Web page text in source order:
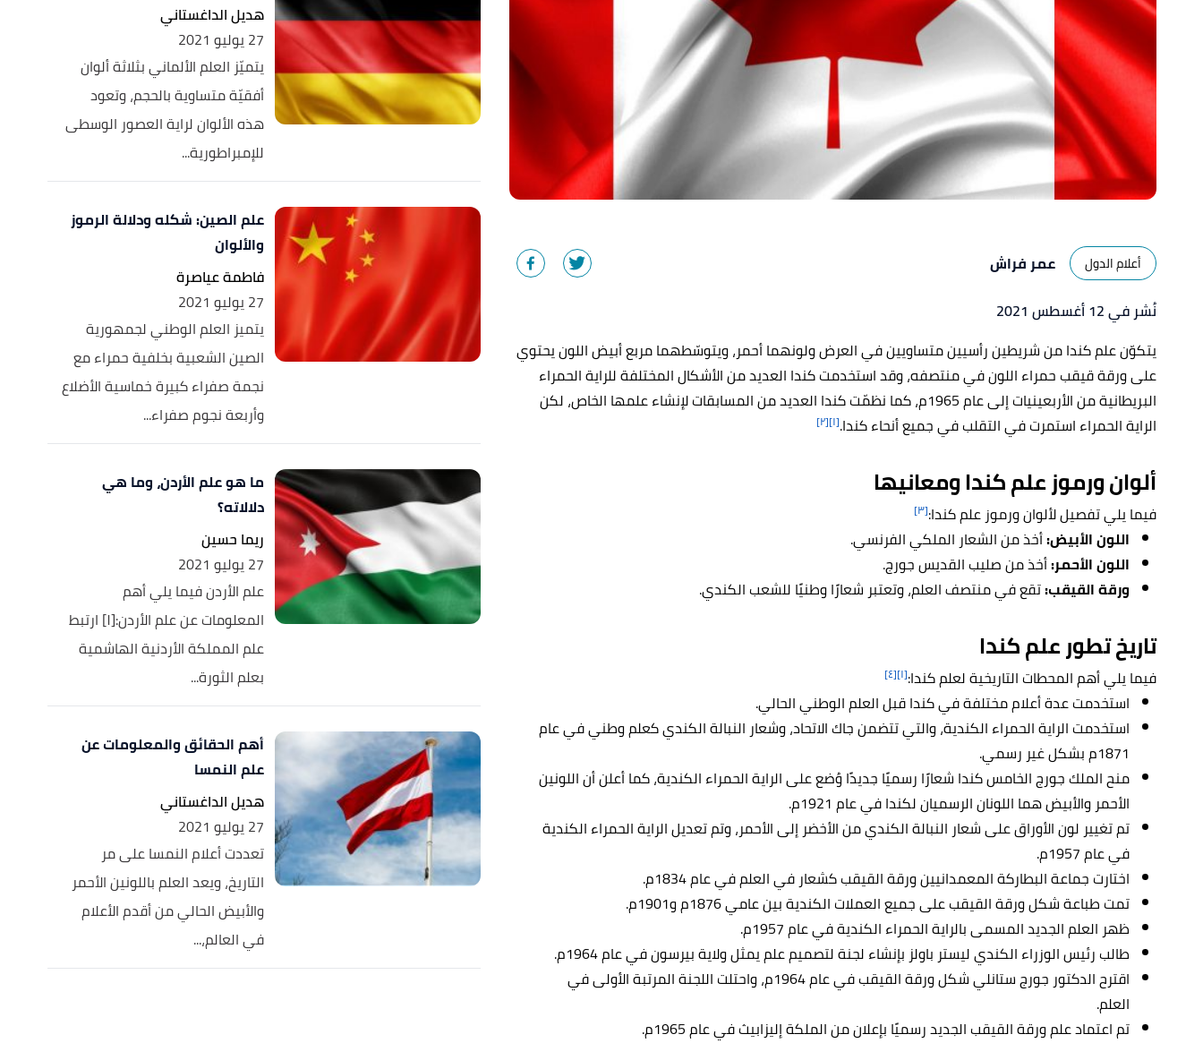
أعلام الدول
عمر فراش
نُشر في 12 أغسطس 2021
يتكوّن علم كندا من شريطين رأسيين متساويين في العرض ولونهما أحمر، ويتوسّطهما مربع أبيض اللون يحتوي
على ورقة قيقب حمراء اللون في منتصفه، وقد استخدمت كندا العديد من الأشكال المختلفة للراية الحمراء
البريطانية من الأربعينيات إلى عام 1965م، كما نظمّت كندا العديد من المسابقات لإنشاء علمها الخاص، لكن
الراية الحمراء استمرت في التقلب في جميع أنحاء كندا.[١] [٢]
ألوان ورموز علم كندا ومعانيها
فيما يلي تفصيل لألوان ورموز علم كندا:[٣]
اللون الأبيض:أخذ من الشعار الملكي الفرنسي.
اللون الأحمر:أخذ من صليب القديس جورج.
ورقة القيقب:تقع في منتصف العلم، وتعتبر شعارًا وطنيًا للشعب الكندي.
تاريخ تطور علم كندا
فيما يلي أهم المحطات التاريخية لعلم كندا:[١] [٤]
استخدمت عدة أعلام مختلفة في كندا قبل العلم الوطني الحالي.
استخدمت الراية الحمراء الكندية، والتي تتضمن جاك الاتحاد، وشعار النبالة الكندي كعلم وطني في عام
1871م بشكل غير رسمي.
منح الملك جورج الخامس كندا شعارًا رسميًا جديدًا وُضع على الراية الحمراء الكندية، كما أعلن أن اللونين
الأحمر والأبيض هما اللونان الرسميان لكندا في عام 1921م.
تم تغيير لون الأوراق على شعار النبالة الكندي من الأخضر إلى الأحمر، وتم تعديل الراية الحمراء الكندية
في عام 1957م.
اختارت جماعة البطاركة المعمدانيين ورقة القيقب كشعار في العلم في عام 1834م.
تمت طباعة شكل ورقة القيقب على جميع العملات الكندية بين عامي 1876م و1901م.
ظهر العلم الجديد المسمى بالراية الحمراء الكندية في عام 1957م.
طالب رئيس الوزراء الكندي ليستر باولز بإنشاء لجنة لتصميم علم يمثل ولاية بيرسون في عام 1964م.
اقترح الدكتور جورج ستانلي شكل ورقة القيقب في عام 1964م، واحتلت اللجنة المرتبة الأولى في
العلم.
تم اعتماد علم ورقة القيقب الجديد رسميًا بإعلان من الملكة إليزابيث في عام 1965م.
هديل الداغستاني
27 يوليو 2021
يتميّز العلم الألماني بثلاثة ألوان
أفقيّة متساوية بالحجم، وتعود
هذه الألوان لراية العصور الوسطى
للإمبراطورية...
علم الصين: شكله ودلالة الرموز
والألوان
فاطمة عياصرة
27 يوليو 2021
يتميز العلم الوطني لجمهورية
الصين الشعبية بخلفية حمراء مع
نجمة صفراء كبيرة خماسية الأضلاع
وأربعة نجوم صفراء...
ما هو علم الأردن، وما هي
دلالاته؟
ريما حسين
27 يوليو 2021
علم الأردن فيما يلي أهم
المعلومات عن علم الأردن:[١] ارتبط
علم المملكة الأردنية الهاشمية
بعلم الثورة...
أهم الحقائق والمعلومات عن
علم النمسا
هديل الداغستاني
27 يوليو 2021
تعددت أعلام النمسا على مر
التاريخ، ويعد العلم باللونين الأحمر
والأبيض الحالي من أقدم الأعلام
في العالم،...